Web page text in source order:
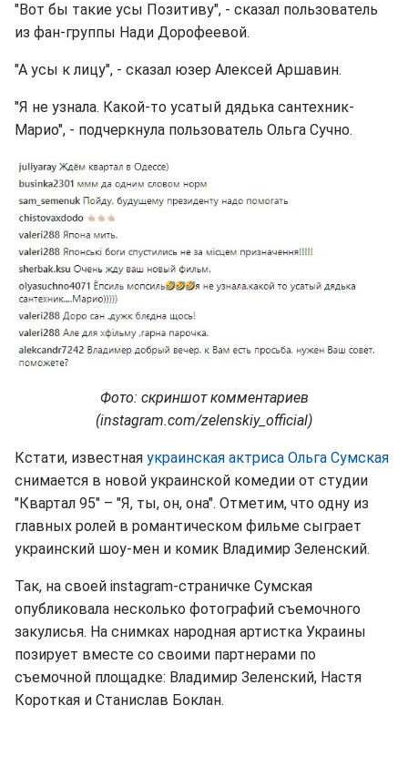
"Вот бы такие усы Позитиву", - сказал пользователь
из фан-группы Нади Дорофеевой.
"А усы к лицу", - сказал юзер Алексей Аршавин.
"Я не узнала. Какой-то усатый дядька сантехник-
Марио", - подчеркнула пользователь Ольга Сучно.
Фото: скриншот комментариев
(instagram.com/zelenskiy_official)
Кстати, известная украинская актриса Ольга Сумская
снимается в новой украинской комедии от студии
"Квартал 95" – "Я, ты, он, она". Отметим, что одну из
главных ролей в романтическом фильме сыграет
украинский шоу-мен и комик Владимир Зеленский.
Так, на своей instagram-страничке Сумская
опубликовала несколько фотографий съемочного
закулисья. На снимках народная артистка Украины
позирует вместе со своими партнерами по
съемочной площадке: Владимир Зеленский, Настя
Короткая и Станислав Боклан.